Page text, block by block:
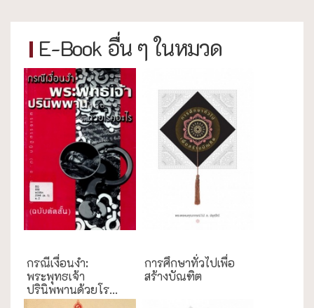
E-Book อื่น ๆ ในหมวด
กรณีเงื่อนงำ:
พระพุทธเจ้า
ปรินิพพานด้วยโร...
การศึกษาทั่วไปเพื่อ
สร้างบัณฑิต